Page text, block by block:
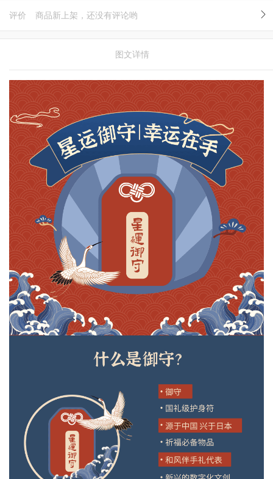
评价 商品新上架，还没有评论哟
图文详情